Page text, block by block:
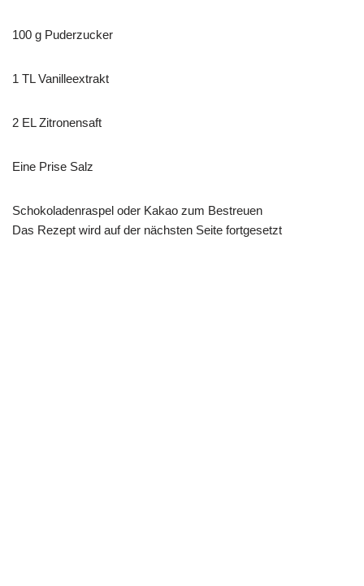
100 g Puderzucker
1 TL Vanilleextrakt
2 EL Zitronensaft
Eine Prise Salz
Schokoladenraspel oder Kakao zum Bestreuen
Das Rezept wird auf der nächsten Seite fortgesetzt